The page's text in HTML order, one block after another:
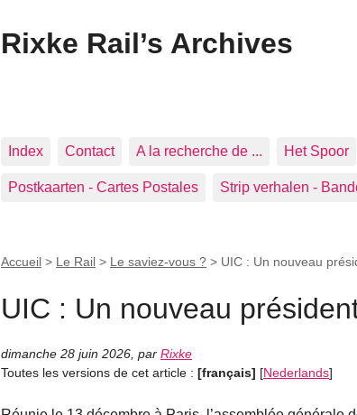
Rixke Rail’s Archives
Index Contact A la recherche de ... Het Spoor
Postkaarten - Cartes Postales Strip verhalen -
Accueil > Le Rail > Le saviez-vous ? > UIC : Un nouveau
UIC : Un nouveau
dimanche 28 juin 2026 par Rixke
Toutes les versions de cet article : [français] [Nederlands]